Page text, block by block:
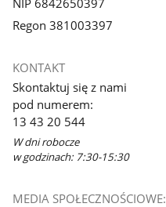
NIP 6842650397
Regon 381003397
KONTAKT
Skontaktuj się z nami
pod numerem:
13 43 20 544
W dni robocze
w godzinach: 7:30-15:30
MEDIA SPOŁECZNOŚCIOWE: